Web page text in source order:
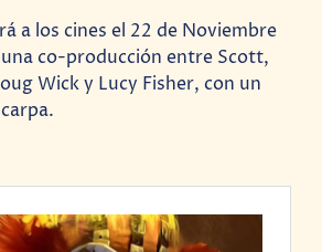
a los cines el 22 de Noviembre
co-producción entre Scott,
Wick y Lucy Fisher, con un